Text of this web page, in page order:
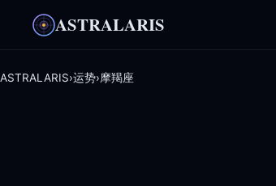
ASTRALARIS
ASTRALARIS›运势›摩羯座